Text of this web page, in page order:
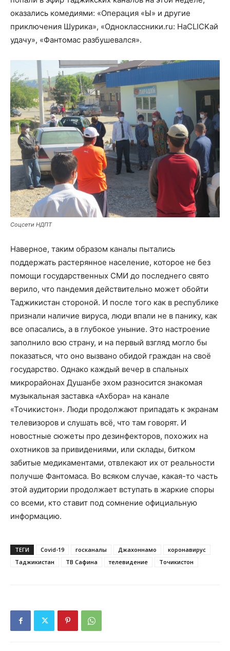
оказались комедиями: «Операция «Ы» и другие
приключения Шурика», «Одноклассники.ru: НаCLICKай
удачу», «Фантомас разбушевался».
Соцсети НДПТ
Наверное, таким образом каналы пытались
поддержать растерянное население, которое не без
помощи государственных СМИ до последнего свято
верило, что пандемия действительно может обойти
Таджикистан стороной. И после того как в республике
признали наличие вируса, люди впали не в панику, как
все опасались, а в глубокое уныние. Это настроение
заполнило всю страну, и на первый взгляд могло бы
показаться, что оно вызвано обидой граждан на своё
государство. Однако каждый вечер в спальных
микрорайонах Душанбе эхом разносится знакомая
музыкальная заставка «Ахбора» на канале
«Точикистон». Люди продолжают припадать к экранам
телевизоров и слушать всё, что там говорят. И
новостные сюжеты про дезинфекторов, похожих на
охотников за привидениями, или склады, битком
забитые медикаментами, отвлекают их от реальности
получше Фантомаса. Во всяком случае, какая-то часть
этой аудитории продолжает вступать в жаркие споры
со всеми, кто ставит под сомнение официальную
информацию.
ТЕГИ Covid-19 госканалы Джахоннамо
коронавирус
Таджикистан
ТВ Сафина телевидение Точикистон